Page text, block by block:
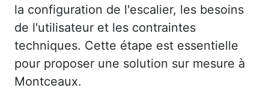
la configuration de l'escalier, les besoins
de l'utilisateur et les contraintes
techniques. Cette étape est essentielle
pour proposer une solution sur mesure à
Montceaux.